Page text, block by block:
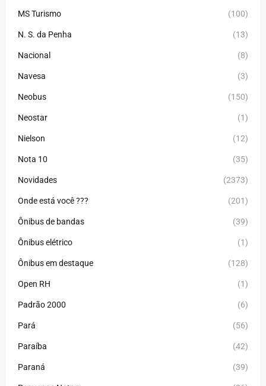
MS Turismo (100)
N. S. da Penha (13)
Nacional (8)
Navesa (3)
Neobus (150)
Neostar (1)
Nielson (12)
Nota 10 (35)
Novidades (2373)
Onde está você ??? (201)
Ônibus de bandas (39)
Ônibus elétrico (1)
Ônibus em destaque (128)
Open RH (1)
Padrão 2000 (6)
Pará (56)
Paraíba (42)
Paraná (39)